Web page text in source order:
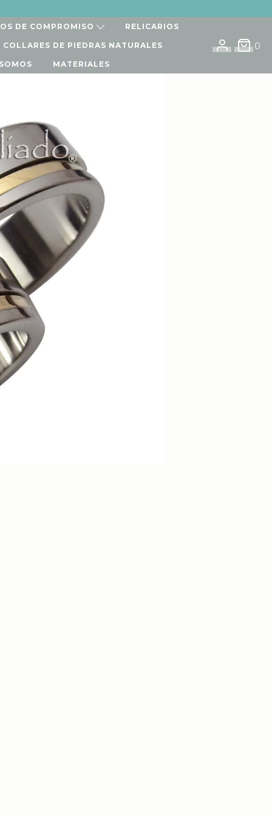
DE COMPROMISO RELICARIOS
COLLARES DE PIEDRAS NATURALES
MATERIALES
0